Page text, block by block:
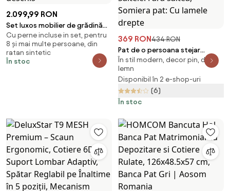
2.099,99 RON
Set luxos mobilier de grădină
din ratan Avenberg BARLETTA
gri/gri deschis
Cu perne incluse in set, pentru
8 și mai multe persoane, din
ratan sintetic
În stoc
369 RON434 RON
Pat de o persoana stejar
sonoma/alb, IKAROS DOUBLE 90
x 200 cm Saltele: Fara saltea,
Somiera pat: Cu lamele drepte
În stil modern, decor pin, din
lemn
Disponibil în 2 e-shop-uri
(6)
În stoc